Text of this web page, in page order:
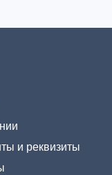
и реквизиты